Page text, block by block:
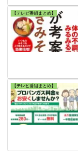
【テレビ番組まとめ】
【テレビ番組まとめ】